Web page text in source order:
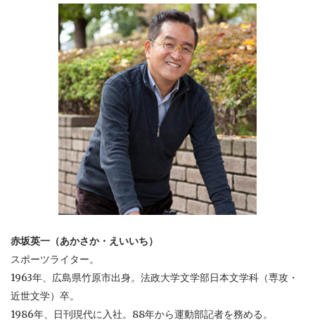
赤坂英一（あかさか・えいいち）
スポーツライター。
1963年、広島県竹原市出身。法政大学文学部日本文学科（専攻・
近世文学）卒。
1986年、日刊現代に入社。88年から運動部記者を務める。